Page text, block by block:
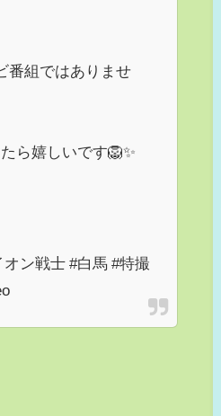
番組ではありませ
ら嬉しいです🦁✨
ン戦士 #白馬 #特撮